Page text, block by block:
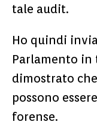
tale audit.
Ho quindi
Parlamento in
dimostrato
possono
forense.